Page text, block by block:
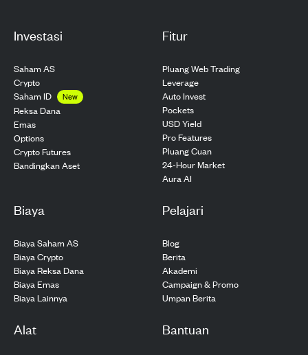
Investasi
Saham AS
Crypto
Saham ID
New
Reksa Dana
Emas
Options
Crypto Futures
Bandingkan Aset
Fitur
Pluang Web Trading
Leverage
Auto Invest
Pockets
USD Yield
Pro Features
Pluang Cuan
24-Hour Market
Aura AI
Biaya
Biaya Saham AS
Biaya Crypto
Biaya Reksa Dana
Biaya Emas
Biaya Lainnya
Pelajari
Blog
Berita
Akademi
Campaign & Promo
Umpan Berita
Alat Bantuan